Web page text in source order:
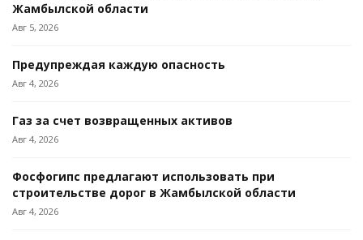
Жамбылской области
Авг 5, 2026
Предупреждая каждую опасность
Авг 4, 2026
Газ за счет возвращенных активов
Авг 4, 2026
Фосфогипс предлагают использовать при
строительстве дорог в Жамбылской области
Авг 4, 2026